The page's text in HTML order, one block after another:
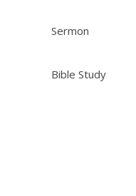
Sermon
Bible Study